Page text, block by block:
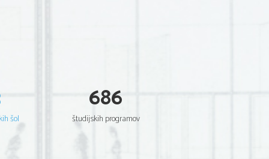
za aids.
saj sem prebrala to
šol
686
študijskih programov